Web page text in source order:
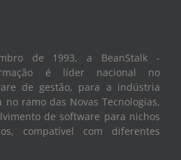
de 1993, a BeanStalk -
é líder nacional no
de gestão, para a indústria
ramo das Novas Tecnologias,
de software para nichos
compatível com diferentes